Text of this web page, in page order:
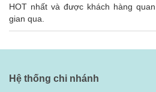
HOT nhất và được khách hàng
gian qua.
Hệ thống chi nhánh